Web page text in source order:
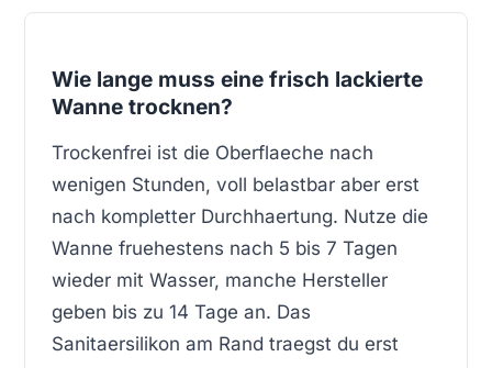
Wie lange muss eine frisch lackierte
Wanne trocknen?
Trockenfrei ist die Oberflaeche nach
wenigen Stunden, voll belastbar aber erst
nach kompletter Durchhaertung. Nutze die
Wanne fruehestens nach 5 bis 7 Tagen
wieder mit Wasser, manche Hersteller
geben bis zu 14 Tage an. Das
Sanitaersilikon am Rand traegst du erst